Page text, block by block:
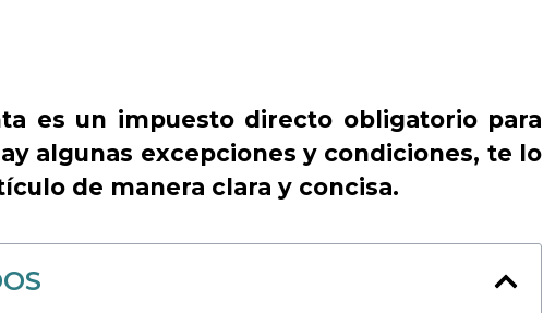
es un impuesto directo obligatorio para
algunas excepciones y condiciones, te lo
de manera clara y concisa.